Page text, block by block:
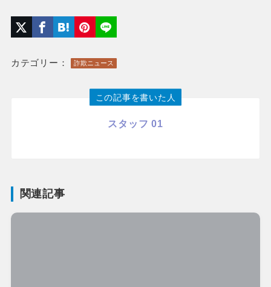
カテゴリー： 詐欺ニュース
この記事を書いた人
スタッフ 01
関連記事